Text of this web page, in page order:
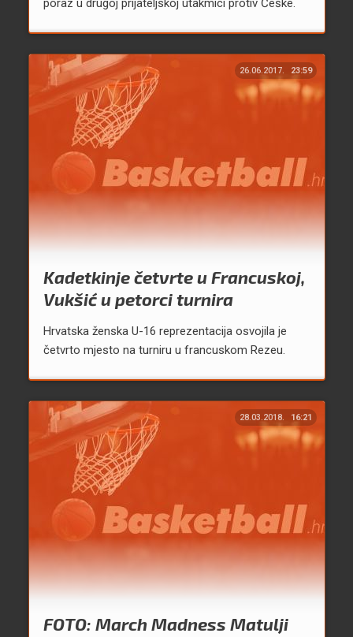
poraz u drugoj prijateljskoj utakmici protiv Češke.
26.06.2017. 23:59
Kadetkinje četvrte u Francuskoj,
Vukšić u petorci turnira
Hrvatska ženska U-16 reprezentacija osvojila je
četvrto mjesto na turniru u francuskom Rezeu.
28.03.2018. 16:21
FOTO: March Madness Matulji